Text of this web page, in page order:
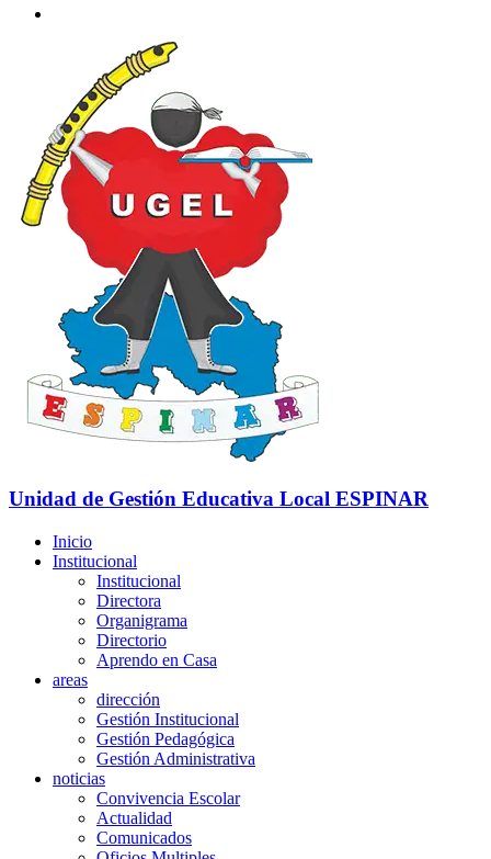
Unidad de Gestión Educativa Local ESPINAR
Inicio
Institucional
Institucional
Directora
Organigrama
Directorio
Aprendo en Casa
areas
dirección
Gestión Institucional
Gestión Pedagógica
Gestión Administrativa
noticias
Convivencia Escolar
Actualidad
Comunicados